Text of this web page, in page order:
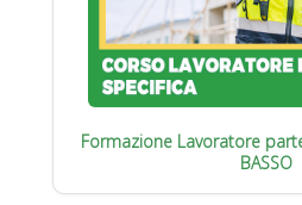
Formazione Lavoratore parte
BASSO